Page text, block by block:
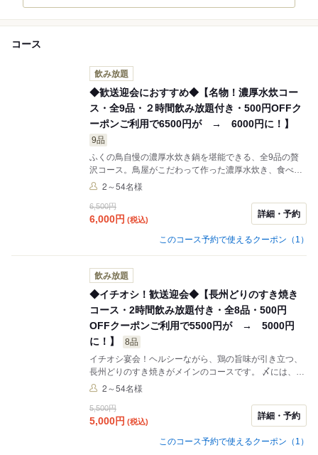
コース
飲み放題
◆歓送迎会におすすめ◆【名物！濃厚水炊コー
ス・全9品・２時間飲み放題付き・500円OFFク
ーポンご利用で6500円が → 6000円に！】
9品
ふくの鳥自慢の濃厚水炊き鍋を堪能できる、全9品の贅
沢コース。鳥屋がこだわって作った濃厚水炊き、食べる
価値有りです！水炊きの他にも旬の味覚を存分に味わえ
お届けできる大本命宴会です！ ★少人数からご予約
OK！大切なあの人、気心知れた仲間と！ ★お得なクー
2～54名様
6,500円
6,000円 (税込)
詳細・予約
このコース予約で使えるクーポン（1）
飲み放題
◆イチオシ！歓送迎会◆【長州どりのすき焼き
コース・2時間飲み放題付き・全8品・500円
OFFクーポンご利用で5500円が → 5000円
に！】
8品
イチオシ宴会！ヘルシーながら、鶏の旨味が引き立つ、
長州どりのすき焼きがメインのコースです。 〆には、す
き焼きの旨味がたっぷり染み込んだもちもちのうどんを
ットでコスパ抜群のイチオシ宴会です。 ★少人数からご
予約OK！大切なあの人、気心知れた仲間と！ ★お得な
クーポンご利用で500円ＯＦＦ★
2～54名様
5,500円
5,000円 (税込)
詳細・予約
このコース予約で使えるクーポン（1）